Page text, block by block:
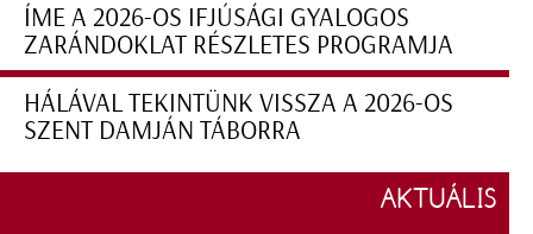
ÍME A 2026-OS IFJÚSÁGI GYALOGOS
ZARÁNDOKLAT RÉSZLETES PROGRAMJA
HÁLÁVAL TEKINTÜNK VISSZA A 2026-OS
SZENT DAMJÁN TÁBORRA
AKTUÁLIS